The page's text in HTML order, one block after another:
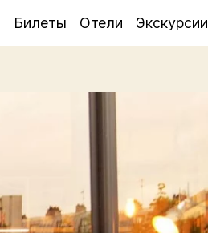
Билеты Отели Экскурсии